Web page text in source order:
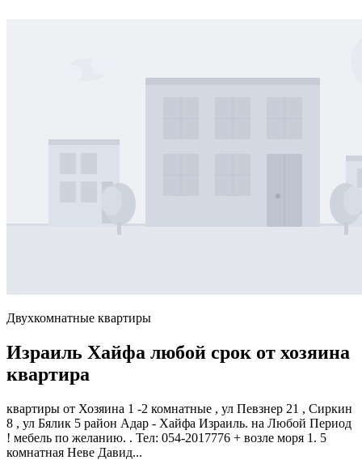
Двухкомнатные квартиры
Израиль Хайфа любой срок от хозяина
квартира
квартиры от Хозяина 1 -2 комнатные , ул Певзнер 21 , Сиркин
8 , ул Бялик 5 район Адар - Хайфа Израиль. на Любой Период
! мебель по желанию. . Тел: 054-2017776 + возле моря 1. 5
комнатная Неве Давид...